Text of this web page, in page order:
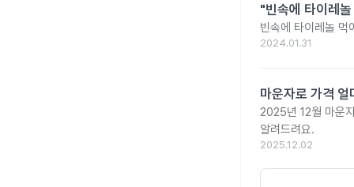
"빈속에 타이레
빈속에 타이레놀 먹
2024.01.31
마운자로 가격
2025년 12월 마운
알려드려요.
2025.12.02